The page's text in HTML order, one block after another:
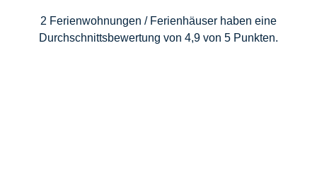
2 Ferienwohnungen / Ferienhäuser haben eine
Durchschnittsbewertung von 4,9 von 5 Punkten.